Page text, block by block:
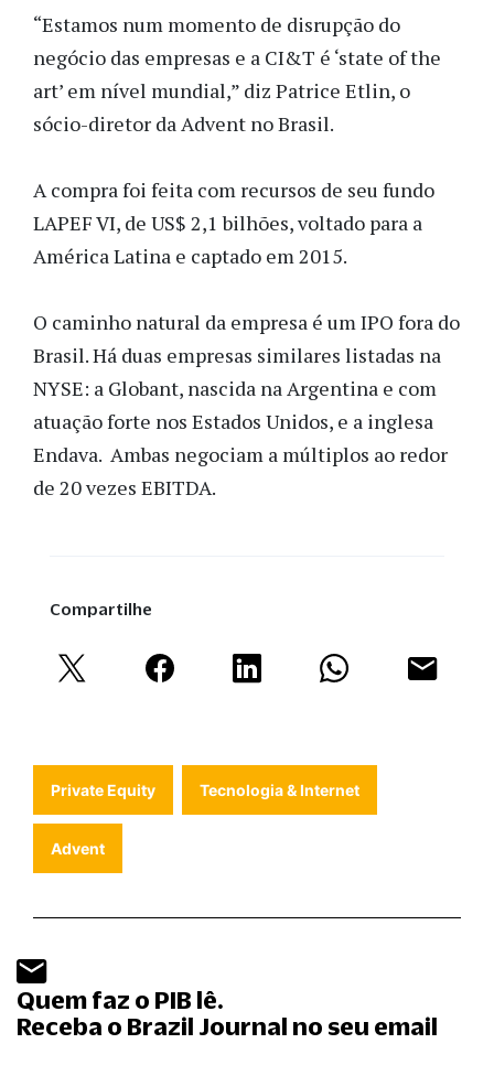
“Estamos num momento de disrupção do
negócio das empresas e a CI&T é ‘state of the
art’ em nível mundial,” diz Patrice Etlin, o
sócio-diretor da Advent no Brasil.
A compra foi feita com recursos de seu fundo
LAPEF VI, de US$ 2,1 bilhões, voltado para a
América Latina e captado em 2015.
O caminho natural da empresa é um IPO fora do
Brasil. Há duas empresas similares listadas na
NYSE: a Globant, nascida na Argentina e com
atuação forte nos Estados Unidos, e a inglesa
Endava. Ambas negociam a múltiplos ao redor
de 20 vezes EBITDA.
Compartilhe
Private Equity Tecnologia & Internet
Advent
Quem faz o PIB lê.
Receba o Brazil Journal no seu email